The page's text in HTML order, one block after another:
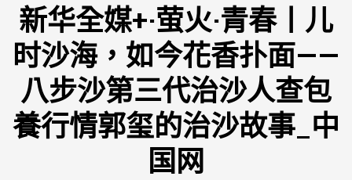
新华全媒+·萤火·青春丨儿
时沙海，如今花香扑面——
八步沙第三代治沙人查包
養行情郭玺的治沙故事_中
国网